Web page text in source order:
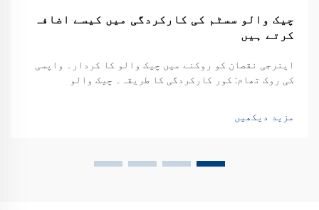
چیک والو سسٹم کی کارکردگی میں کیسے اضافہ
کرتے ہیں
اینرجی نقصان کو روکنے میں چیک والو کا کردار۔ واپسی
کی روک تھام: کور کارکردگی کا طریقہ۔ چیک والو
طرف بہنے سے روکتے ہیں اور یہ یقینی بناتے ہیں کہ سب
مزید دیکھیں